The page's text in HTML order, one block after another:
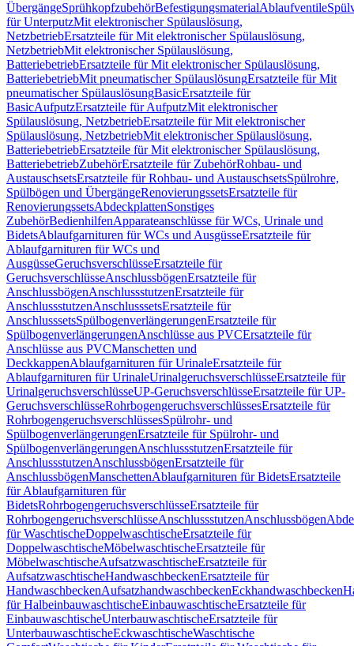
ÜbergängeSprühkopfzubehörBefestigungsmaterialAblaufventile
für UnterputzMit elektronischer Spülauslösung,
NetzbetriebErsatzteile für Mit elektronischer Spülauslösung,
NetzbetriebMit elektronischer Spülauslösung,
BatteriebetriebErsatzteile für Mit elektronischer Spülauslösung,
BatteriebetriebMit pneumatischer SpülauslösungErsatzteile für Mit
pneumatischer SpülauslösungBasicErsatzteile für
BasicAufputzErsatzteile für AufputzMit elektronischer
Spülauslösung, NetzbetriebErsatzteile für Mit elektronischer
Spülauslösung, NetzbetriebMit elektronischer Spülauslösung,
BatteriebetriebErsatzteile für Mit elektronischer Spülauslösung,
BatteriebetriebZubehörErsatzteile für ZubehörRohbau- und
AustauschsetsErsatzteile für Rohbau- und AustauschsetsSpülrohre,
Spülbögen und ÜbergängeRenovierungssetsErsatzteile für
RenovierungssetsAbdeckplattenSonstiges
ZubehörBedienhilfenApparateanschlüsse für WCs, Urinale und
BidetsAblaufgarnituren für WCs und AusgüsseErsatzteile für
Ablaufgarnituren für WCs und
AusgüsseGeruchsverschlüsseErsatzteile für
GeruchsverschlüsseAnschlussbögenErsatzteile für
AnschlussbögenAnschlussstutzenErsatzteile für
AnschlussstutzenAnschlusssetsErsatzteile für
AnschlusssetsSpülbogenverlängerungenErsatzteile für
SpülbogenverlängerungenAnschlüsse aus PVCErsatzteile für
Anschlüsse aus PVCManschetten und
DeckkappenAblaufgarnituren für UrinaleErsatzteile für
Ablaufgarnituren für UrinaleUrinalgeruchsverschlüsseErsatzteile für
UrinalgeruchsverschlüsseUP-GeruchsverschlüsseErsatzteile für UP-
GeruchsverschlüsseRohrbogengeruchsverschlüssesErsatzteile für
RohrbogengeruchsverschlüssesSpülrohr- und
SpülbogenverlängerungenErsatzteile für Spülrohr- und
SpülbogenverlängerungenAnschlussstutzenErsatzteile für
AnschlussstutzenAnschlussbögenErsatzteile für
AnschlussbögenManschettenAblaufgarnituren für BidetsErsatzteile
für Ablaufgarnituren für
BidetsRohrbogengeruchsverschlüsseErsatzteile für
RohrbogengeruchsverschlüsseAnschlussstutzenAnschlussbögen
für WaschtischeDoppelwaschtischeErsatzteile für
DoppelwaschtischeMöbelwaschtischeErsatzteile für
MöbelwaschtischeAufsatzwaschtischeErsatzteile für
AufsatzwaschtischeHandwaschbeckenErsatzteile für
HandwaschbeckenAufsatzhandwaschbeckenEckhandwaschbecken
für HalbeinbauwaschtischeEinbauwaschtischeErsatzteile für
EinbauwaschtischeUnterbauwaschtischeErsatzteile für
UnterbauwaschtischeEckwaschtischeWaschtische